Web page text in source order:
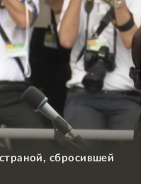
сбросившей